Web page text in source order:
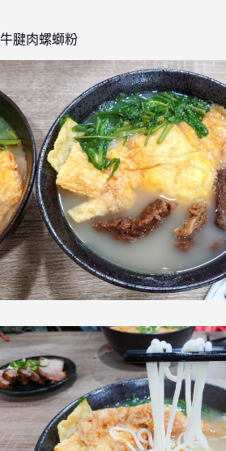
牛腱肉螺螄粉